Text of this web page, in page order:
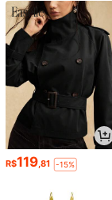
R$119,81 -15%